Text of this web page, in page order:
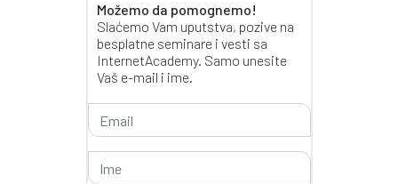
Možemo da pomognemo!
Slaćemo Vam uputstva, pozive na
besplatne seminare i vesti sa
InternetAcademy. Samo unesite
Vaš e-mail i ime.